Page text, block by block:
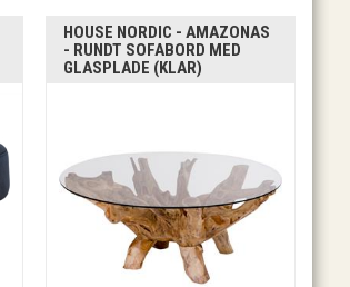
HOUSE NORDIC - AMAZONAS
- RUNDT SOFABORD MED
GLASPLADE (KLAR)